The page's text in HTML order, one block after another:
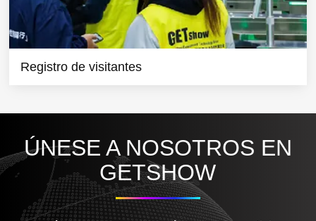
Registro de visitantes
ÚNESE A NOSOTROS EN
GETSHOW